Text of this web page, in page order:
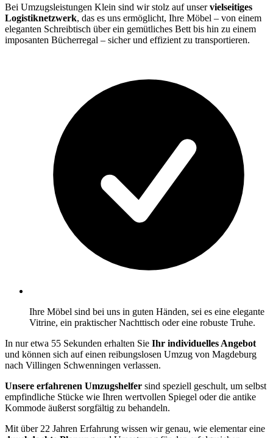
Bei Umzugsleistungen Klein sind wir stolz auf unservielseitiges
Logistiknetzwerk, das es uns ermöglicht, Ihre Möbel – von einem
eleganten Schreibtisch über ein gemütliches Bett bis hin zu einem
imposanten Bücherregal – sicher und effizient zu transportieren.
Ihre Möbel sind bei uns in guten Händen, sei es eine elegante
Vitrine, ein praktischer Nachttisch oder eine robuste Truhe.
In nur etwa 55 Sekunden erhalten Sie Ihr individuelles Angebot
und können sich auf einen reibungslosen Umzug von Magdeburg
nach Villingen Schwenningen⁠ verlassen.
Unsere erfahrenen Umzugshelfer sind speziell geschult, um selbst
empfindliche Stücke wie Ihren wertvollen Spiegel oder die antike
Kommode äußerst sorgfältig zu behandeln.
Mit über 22 Jahren Erfahrung wissen wir genau, wie elementar eine